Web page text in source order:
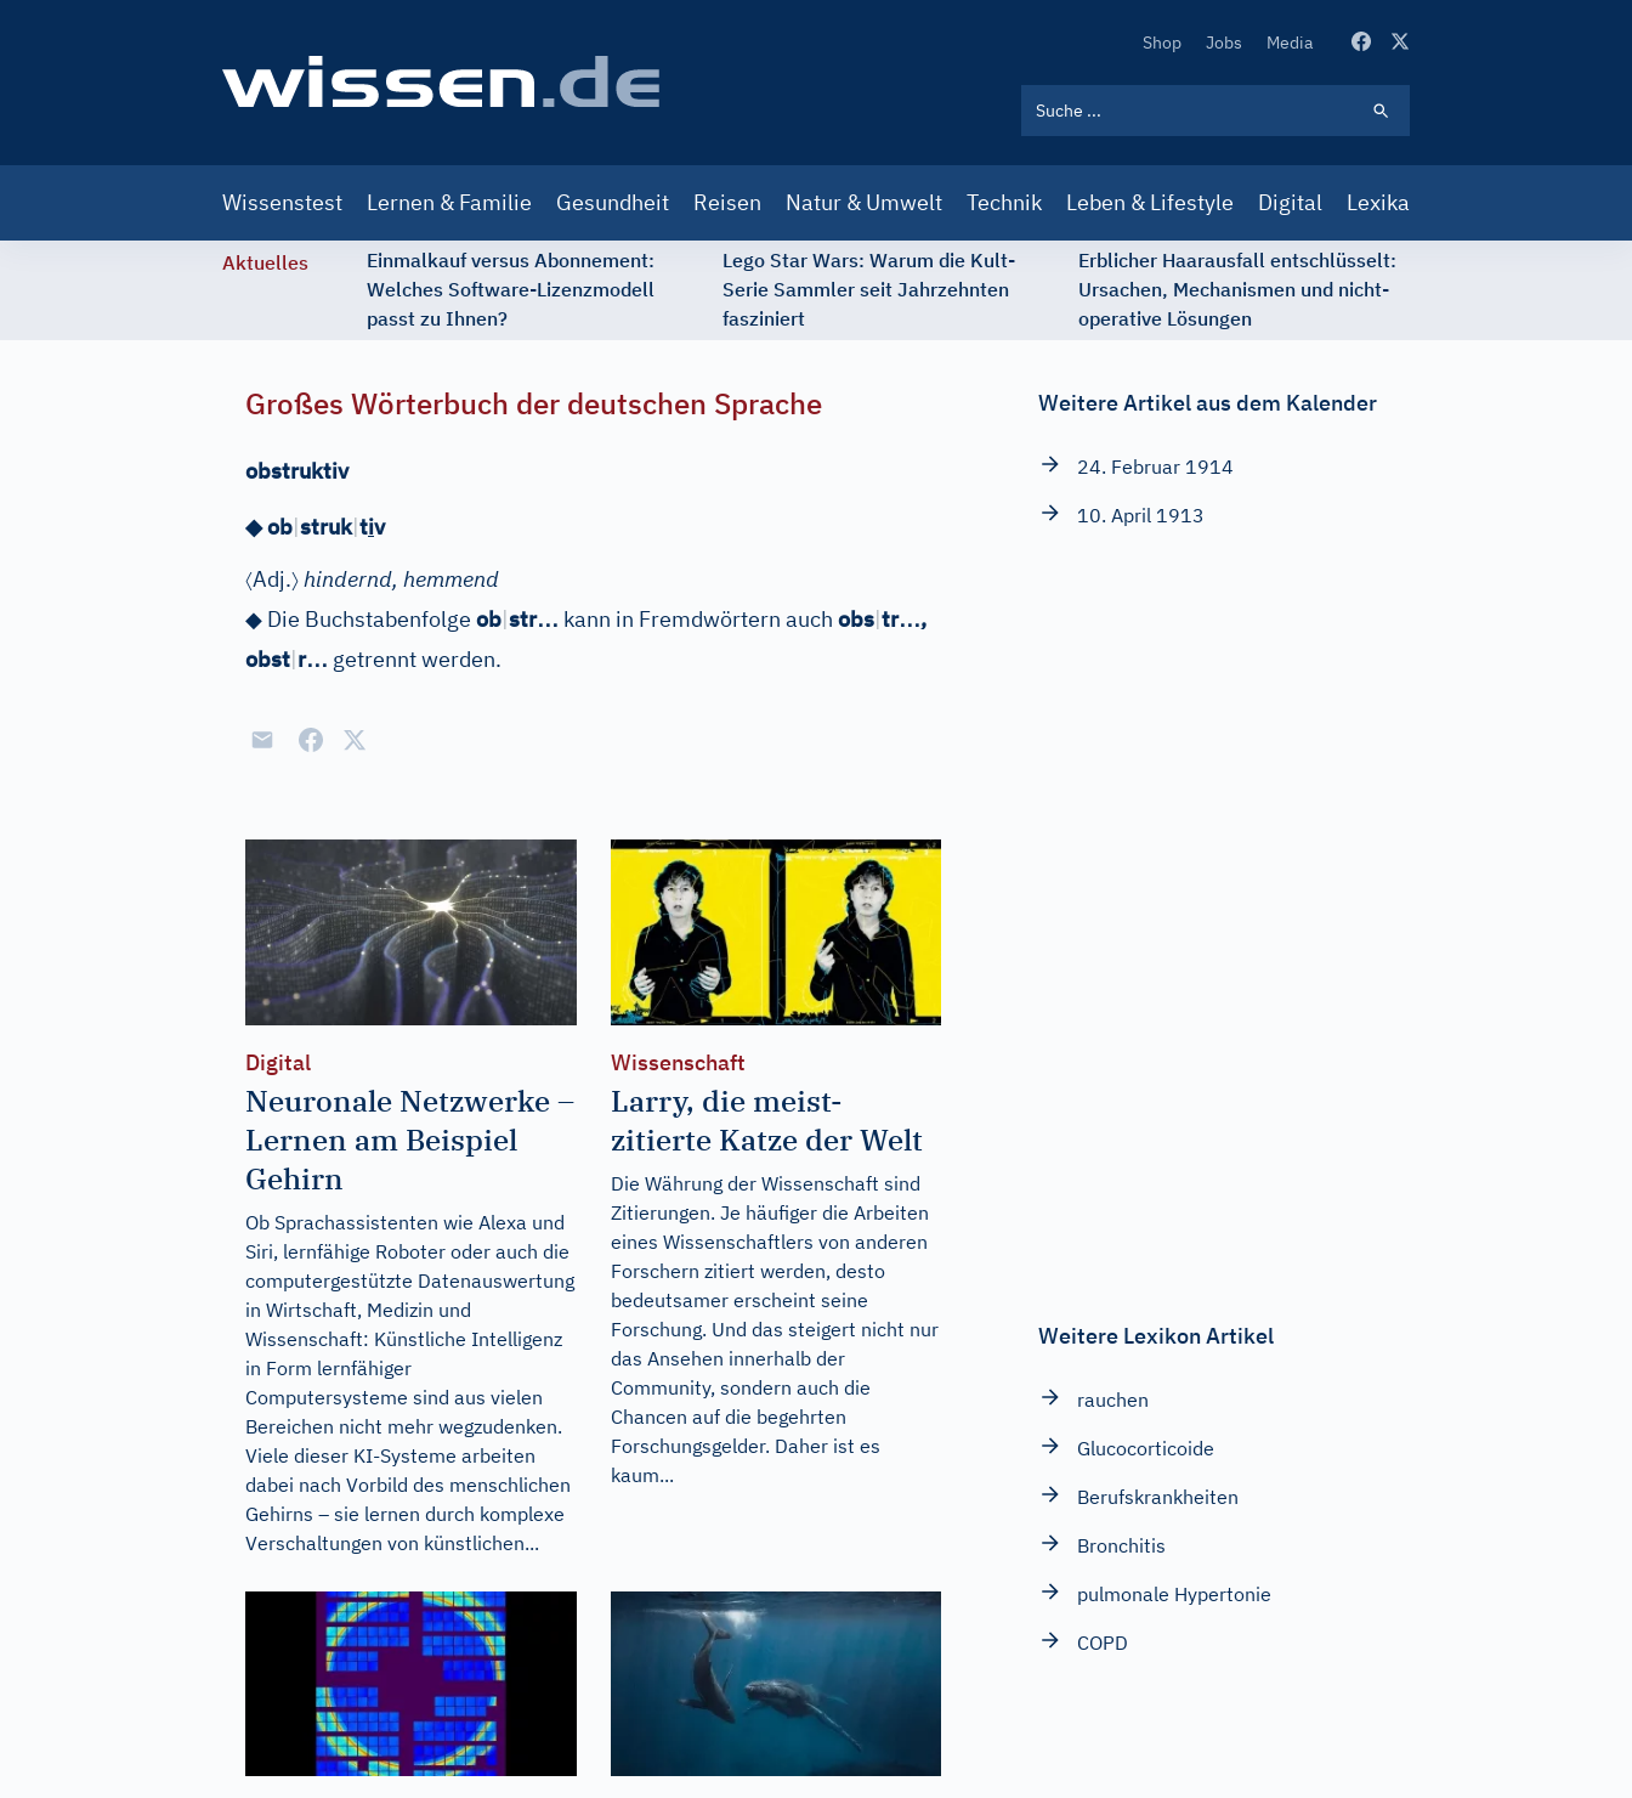
Secondary
Shop Jobs Media
navigation
Wissenstest Lernen & Familie Gesundheit Reisen Natur & Umwelt Technik Leben & Lifestyle Digital Lexika
Aktuelles
Einmalkauf versus Abonnement:
Welches Software-Lizenzmodell
passt zu Ihnen?
Lego Star Wars: Warum die Kult-
Serie Sammler seit Jahrzehnten
fasziniert
Erblicher Haarausfall entschlüsselt:
Ursachen, Mechanismen und nicht-
operative Lösungen
Großes Wörterbuch der deutschen Sprache
obstruktiv
◆ob|struk|tiv
〈Adj.〉hindernd, hemmend
◆ Die Buchstabenfolge ob|str… kann in Fremdwörtern auch obs|tr…,
obst|r… getrennt werden.
Digital
Neuronale Netzwerke –
Lernen am Beispiel
Gehirn
Ob Sprachassistenten wie Alexa und
Siri, lernfähige Roboter oder auch die
computergestützte Datenauswertung
in Wirtschaft, Medizin und
Wissenschaft: Künstliche Intelligenz
in Form lernfähiger
Computersysteme sind aus vielen
Bereichen nicht mehr wegzudenken.
Viele dieser KI-Systeme arbeiten
dabei nach Vorbild des menschlichen
Gehirns – sie lernen durch komplexe
Verschaltungen von künstlichen...
Wissenschaft
Larry, die meist-
zitierte Katze der Welt
Die Währung der Wissenschaft sind
Zitierungen. Je häufiger die Arbeiten
eines Wissenschaftlers von anderen
Forschern zitiert werden, desto
bedeutsamer erscheint seine
Forschung. Und das steigert nicht nur
das Ansehen innerhalb der
Community, sondern auch die
Chancen auf die begehrten
Forschungsgelder. Daher ist es
kaum...
Weitere Artikel aus dem Kalender
24. Februar 1914
10. April 1913
Weitere Lexikon Artikel
rauchen
Glucocorticoide
Berufskrankheiten
Bronchitis
pulmonale Hypertonie
COPD